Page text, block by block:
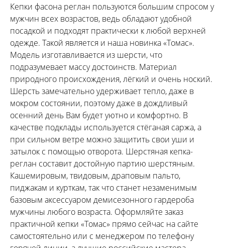
Кепки фасона реглан пользуются большим спросом у
мужчин всех возрастов, ведь обладают удобной
посадкой и подходят практически к любой верхней
одежде. Такой является и наша новинка «Томас».
Модель изготавливается из шерсти, что
подразумевает массу достоинств. Материал
природного происхождения, лёгкий и очень ноский.
Шерсть замечательно удерживает тепло, даже в
мокром состоянии, поэтому даже в дождливый
осенний день Вам будет уютно и комфортно. В
качестве подклады используется стёганая саржа, а
при сильном ветре можно защитить свои уши и
затылок с помощью отворота. Шерстяная кепка-
реглан составит достойную партию шерстяным.
Кашемировым, твидовым, драповым пальто,
пиджакам и курткам, так что станет незаменимым
базовым аксессуаром демисезонного гардероба
мужчины любого возраста. Оформляйте заказ
практичной кепки «Томас» прямо сейчас на сайте
самостоятельно или с менеджером по телефону